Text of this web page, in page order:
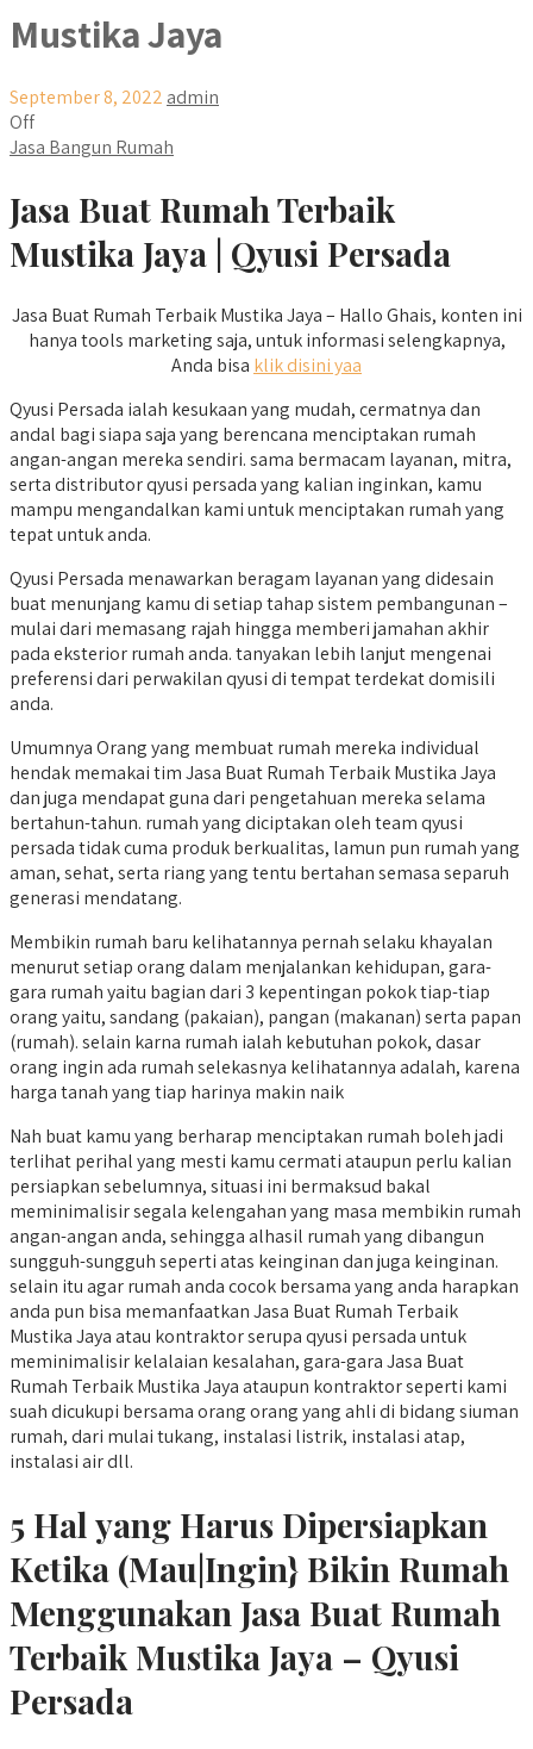
Mustika Jaya
September 8, 2022 admin
Off
Jasa Bangun Rumah
Jasa Buat Rumah Terbaik
Mustika Jaya | Qyusi Persada
Jasa Buat Rumah Terbaik Mustika Jaya – Hallo Ghais, konten ini
hanya tools marketing saja, untuk informasi selengkapnya,
Anda bisa klik disini yaa
Qyusi Persada ialah kesukaan yang mudah, cermatnya dan
andal bagi siapa saja yang berencana menciptakan rumah
angan-angan mereka sendiri. sama bermacam layanan, mitra,
serta distributor qyusi persada yang kalian inginkan, kamu
mampu mengandalkan kami untuk menciptakan rumah yang
tepat untuk anda.
Qyusi Persada menawarkan beragam layanan yang didesain
buat menunjang kamu di setiap tahap sistem pembangunan –
mulai dari memasang rajah hingga memberi jamahan akhir
pada eksterior rumah anda. tanyakan lebih lanjut mengenai
preferensi dari perwakilan qyusi di tempat terdekat domisili
anda.
Umumnya Orang yang membuat rumah mereka individual
hendak memakai tim Jasa Buat Rumah Terbaik Mustika Jaya
dan juga mendapat guna dari pengetahuan mereka selama
bertahun-tahun. rumah yang diciptakan oleh team qyusi
persada tidak cuma produk berkualitas, lamun pun rumah yang
aman, sehat, serta riang yang tentu bertahan semasa separuh
generasi mendatang.
Membikin rumah baru kelihatannya pernah selaku khayalan
menurut setiap orang dalam menjalankan kehidupan, gara-
gara rumah yaitu bagian dari 3 kepentingan pokok tiap-tiap
orang yaitu, sandang (pakaian), pangan (makanan) serta papan
(rumah). selain karna rumah ialah kebutuhan pokok, dasar
orang ingin ada rumah selekasnya kelihatannya adalah, karena
harga tanah yang tiap harinya makin naik
Nah buat kamu yang berharap menciptakan rumah boleh jadi
terlihat perihal yang mesti kamu cermati ataupun perlu kalian
persiapkan sebelumnya, situasi ini bermaksud bakal
meminimalisir segala kelengahan yang masa membikin rumah
angan-angan anda, sehingga alhasil rumah yang dibangun
sungguh-sungguh seperti atas keinginan dan juga keinginan.
selain itu agar rumah anda cocok bersama yang anda harapkan
anda pun bisa memanfaatkan Jasa Buat Rumah Terbaik
Mustika Jaya atau kontraktor serupa qyusi persada untuk
meminimalisir kelalaian kesalahan, gara-gara Jasa Buat
Rumah Terbaik Mustika Jaya ataupun kontraktor seperti kami
suah dicukupi bersama orang orang yang ahli di bidang siuman
rumah, dari mulai tukang, instalasi listrik, instalasi atap,
instalasi air dll.
5 Hal yang Harus Dipersiapkan
Ketika (Mau|Ingin} Bikin Rumah
Menggunakan Jasa Buat Rumah
Terbaik Mustika Jaya – Qyusi
Persada